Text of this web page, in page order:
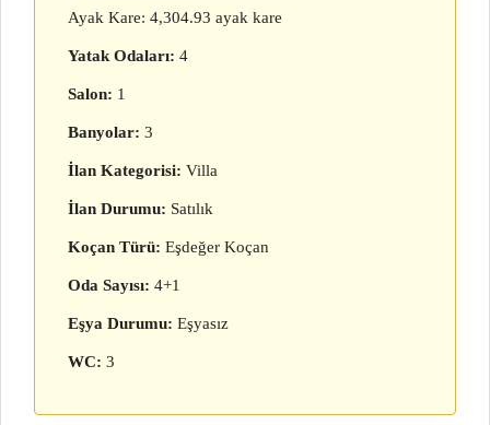
Ayak Kare: 4,304.93 ayak kare
Yatak Odaları: 4
Salon: 1
Banyolar: 3
İlan Kategorisi: Villa
İlan Durumu: Satılık
Koçan Türü: Eşdeğer Koçan
Oda Sayısı: 4+1
Eşya Durumu: Eşyasız
WC: 3